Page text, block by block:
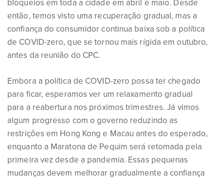
bloqueios em toda a cidade em abril e maio. Desde
então, temos visto uma recuperação gradual, mas a
confiança do consumidor continua baixa sob a política
de COVID-zero, que se tornou mais rígida em outubro,
antes da reunião do CPC.
Embora a política de COVID-zero possa ter chegado
para ficar, esperamos ver um relaxamento gradual
para a reabertura nos próximos trimestres. Já vimos
algum progresso com o governo reduzindo as
restrições em Hong Kong e Macau antes do esperado,
enquanto a Maratona de Pequim será retomada pela
primeira vez desde a pandemia. Essas pequenas
mudanças devem melhorar gradualmente a confiança